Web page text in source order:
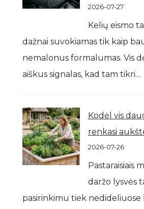
2026-07-27
Kelių eismo
dažnai suvokiamas tik kaip
nemalonus formalumas. Vis
aiškus signalas, kad tam tikri…
Kodėl vis
renkasi
2026-07-26
Pastaraisiais
daržo lysvės
pasirinkimu tiek nedideliuose